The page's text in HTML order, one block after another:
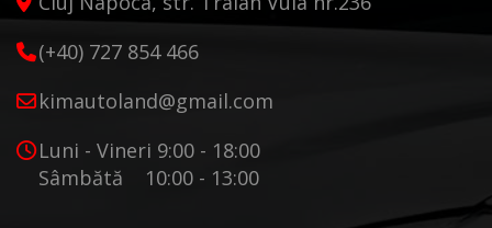
(+40) 727 854 466
kimautoland@gmail.com
Luni - Vineri 9:00 - 18:00
Sâmbătă 10:00 - 13:00